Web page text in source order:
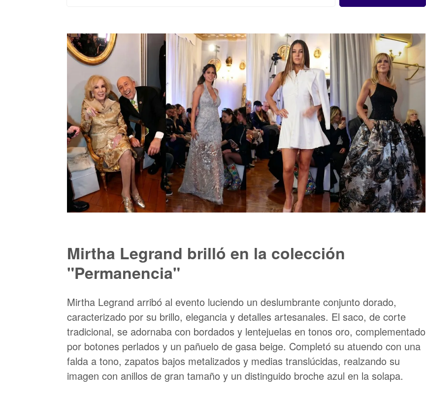
Mirtha Legrand brilló en la colección
"Permanencia"
Mirtha Legrand arribó al evento luciendo un deslumbrante conjunto dorado,
caracterizado por su brillo, elegancia y detalles artesanales. El saco, de corte
tradicional, se adornaba con bordados y lentejuelas en tonos oro, complementado
por botones perlados y un pañuelo de gasa beige. Completó su atuendo con una
falda a tono, zapatos bajos metalizados y medias translúcidas, realzando su
imagen con anillos de gran tamaño y un distinguido broche azul en la solapa.